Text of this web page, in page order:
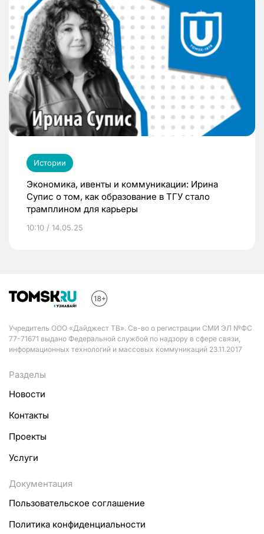
Истории
Экономика, ивенты и коммуникации: Ирина
Супис о том, как образование в ТГУ стало
трамплином для карьеры
10:10 / 14.05.25
Учредитель ООО «Дайджест ТВ». Св-во о регистрации СМИ ЭЛ №ФС
77-71671 выдано Федеральной службой по надзору в сфере связи,
информационных технологий и массовых коммуникаций 23.11.2017
Разделы
Новости
Контакты
Проекты
Услуги
Документация
Пользовательское соглашение
Политика конфиденциальности